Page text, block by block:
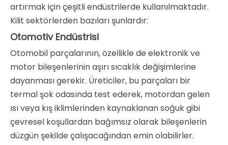
artırmak için çeşitli endüstrilerde kullanılmaktadır.
Kilit sektörlerden bazıları şunlardır:
Otomotiv Endüstrisi
Otomobil parçalarının, özellikle de elektronik ve
motor bileşenlerinin aşırı sıcaklık değişimlerine
dayanması gerekir. Üreticiler, bu parçaları bir
termal şok odasında test ederek, motordan gelen
ısı veya kış iklimlerinden kaynaklanan soğuk gibi
çevresel koşullardan bağımsız olarak bileşenlerin
düzgün şekilde çalışacağından emin olabilirler.